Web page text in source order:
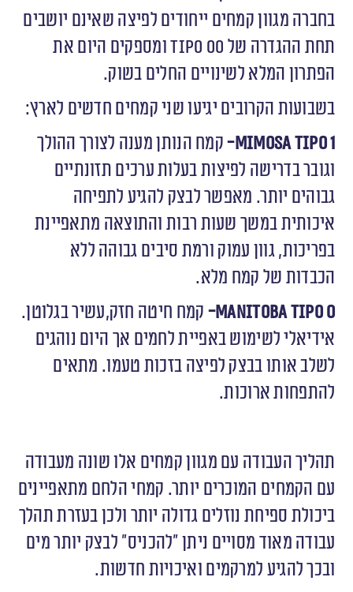
בחברה מגוון קמחים ייחודים לפיצה שאינם יושבים
תחת ההגדרה של
Tipo00 ומספקים היום את
הפתרון המלא לשינויים החלים בשוק.
בשבועות הקרובים יגיעו שני קמחים חדשים לארץ:
Mimosa Tipo1-
קמח הנותן מענה לצורך ההולך
וגובר בדרישה לפיצות בעלות ערכים תזונתיים
גבוהים יותר. מאפשר לבצק להגיע לתפיחה
איכותית במשך שעות רבות והתוצאה מתאפיינת
בפריכות, גוון עמוק ורמת סיבים גבוהה ללא
הכבדות של קמח מלא.
Manitoba Tipo0-
קמח חיטה חזק,עשיר בגלוטן.
אידיאלי לשימוש באפיית לחמים אך היום נוהגים
לשלב אותו בבצק לפיצה בזכות טעמו. מתאים
להתפחות ארוכות.
תהליך העבודה עם מגוון קמחים אלו שונה מעבודה
עם הקמחים המוכרים יותר. קמחי הלחם מתאפיינים
ביכולת ספיחת נוזלים גדולה יותר ולכן בעזרת תהלך
עבודה מאוד מסויים ניתן ״להכניס״ לבצק יותר מים
ובכך להגיע למרקמים ואיכויות חדשות.